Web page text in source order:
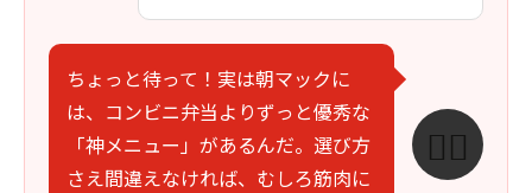
🏃‍♂️
ちょっと待って！実は朝マックに
は、コンビニ弁当よりずっと優秀な
「神メニュー」があるんだ。選び方
さえ間違えなければ、むしろ筋肉に